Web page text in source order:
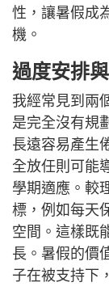
性，讓暑假成
機。
過度安排
我經常見到兩
是完全沒有規
長遠容易產生
全放任則可能
學期適應。較
標，例如每天
空間。這樣既
長。暑假的價
子在被支持下